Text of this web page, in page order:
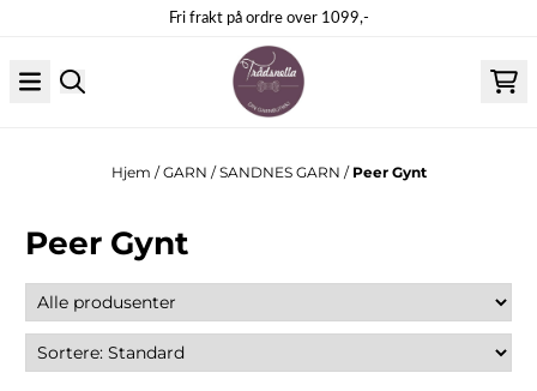
Fri frakt på ordre over 1099,-
Hjem /GARN /SANDNES GARN / Peer Gynt
Peer Gynt